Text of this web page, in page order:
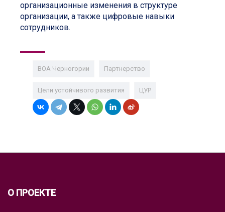
организационные изменения в структуре
организации, а также цифровые навыки
сотрудников.
ВОА Черногории Партнерство
Цели устойчивого развития ЦУР
О ПРОЕКТЕ